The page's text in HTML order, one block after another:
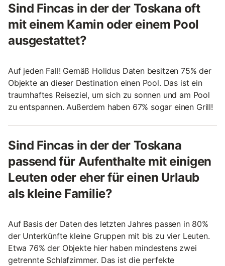
Sind Fincas in der der Toskana oft
mit einem Kamin oder einem Pool
ausgestattet?
Auf jeden Fall! Gemäß Holidus Daten besitzen 75% der
Objekte an dieser Destination einen Pool. Das ist ein
traumhaftes Reiseziel, um sich zu sonnen und am Pool
zu entspannen. Außerdem haben 67% sogar einen Grill!
Sind Fincas in der der Toskana
passend für Aufenthalte mit einigen
Leuten oder eher für einen Urlaub
als kleine Familie?
Auf Basis der Daten des letzten Jahres passen in 80%
der Unterkünfte kleine Gruppen mit bis zu vier Leuten.
Etwa 76% der Objekte hier haben mindestens zwei
getrennte Schlafzimmer. Das ist die perfekte